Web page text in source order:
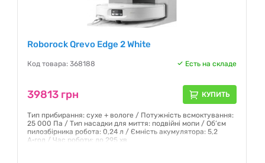
Roborock Qrevo Edge 2 White
Код товара: 368188 Есть на складе
39813 грн КУПИТЬ
Тип прибирання: сухе + вологе / Потужність всмоктування:
25 000 Па / Тип насадки для миття: подвійні мопи / Об’єм
пилозбірника робота: 0,24 л / Ємність акумулятора: 5,2
А·год / Час роботи: до 295 хв